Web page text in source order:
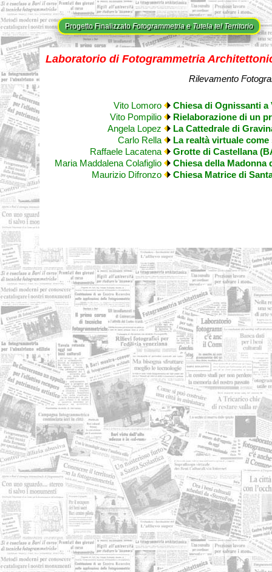
Progetto FinalizzatoFotogrammetria e Tutela tel Territorio
Laboratorio di Fotogrammetria
Rilevamento
Vito Lomoro
Chiesa di Ognissanti a
Vito Pompilio
Rielaborazione di un
Angela Lopez
La Cattedrale di
Carlo Rella
La realtà virtuale
Raffaele Lacatena
Grotte di Castellana
Maria Maddalena Colafiglio
Chiesa della Madonna
Maurizio Difronzo
Chiesa Matrice di